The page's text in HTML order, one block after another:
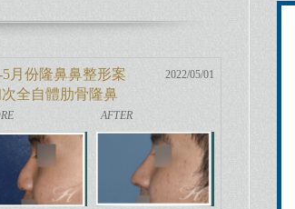
5月份隆鼻鼻整形案
全自體肋骨隆鼻
2022/05/01